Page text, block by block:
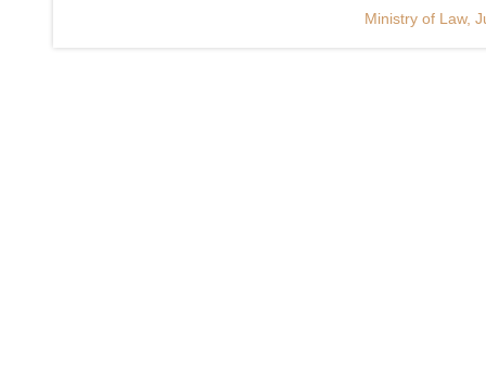
Ministry of Law,